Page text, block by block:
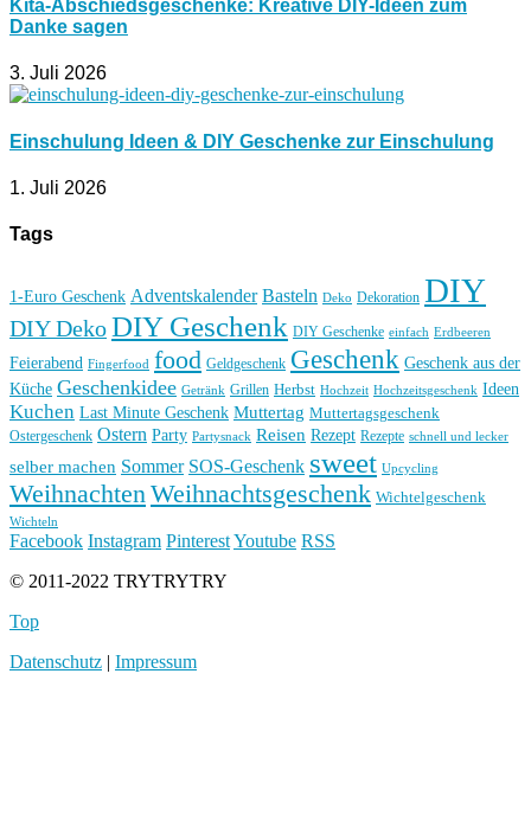
Kita-Abschiedsgeschenke: Kreative DIY-Ideen zum
Danke sagen
3. Juli 2026
Einschulung Ideen & DIY Geschenke zur Einschulung
1. Juli 2026
Tags
1-Euro Geschenk Adventskalender Basteln Deko Dekoration DIY
DIY DekoDIY Geschenk DIY Geschenke einfach Erdbeeren
Feierabend Fingerfood food Geldgeschenk Geschenk Geschenk aus der
Küche Geschenkidee Getränk Grillen Herbst Hochzeit Hochzeitsgeschenk Ideen
Kuchen Last Minute Geschenk Muttertag Muttertagsgeschenk
Ostergeschenk Ostern Party Partysnack Reisen Rezept Rezepte schnell und lecker
selber machen Sommer SOS-Geschenk sweet Upcycling
Weihnachten Weihnachtsgeschenk Wichtelgeschenk
Wichteln
Facebook Instagram PinterestYoutube RSS
© 2011-2022 TRYTRYTRY
Top
Datenschutz | Impressum